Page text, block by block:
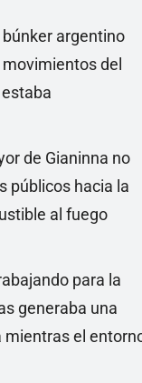
argentino
del
de Gianinna no
públicos hacia la
al fuego
para la
generaba una
mientras el